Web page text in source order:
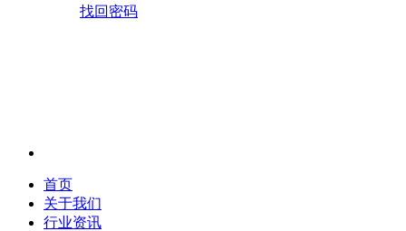
找回密码
首页
关于我们
行业资讯